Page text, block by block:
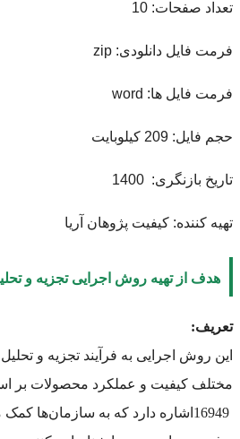
تعداد صفحات: 10
فرمت فایل دانلودی: zip
فرمت فایل ها: word
حجم فایل: 209 کیلوبایت
تاریخ بازنگری: 1400
تهیه کننده: کیفیت پژوهان آریا
هدف از تهیه روش اجرایی تجزیه و
تعریف:
این روش اجرایی به فرآیند تجزیه و
مختلف کیفیت و عملکرد محصولات بر
16949 اشاره دارد که به سازمان‌ها